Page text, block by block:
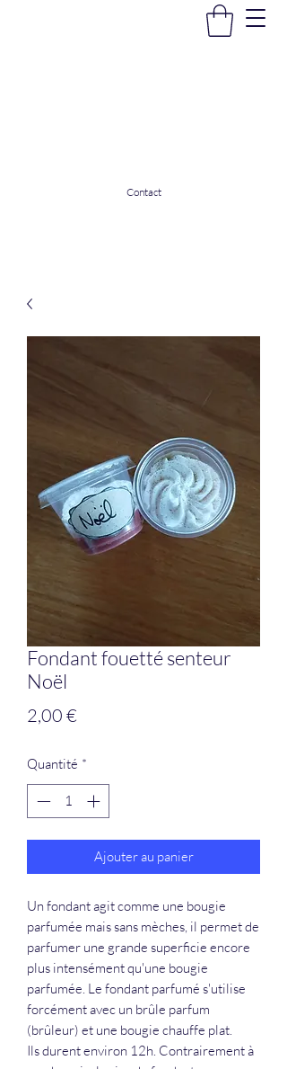
Contact
Fondant fouetté senteur
Noël
2,00 €
Quantité *
Ajouter au panier
Un fondant agit comme une bougie
parfumée mais sans mèches, il permet de
parfumer une grande superficie encore
plus intensément qu'une bougie
parfumée. Le fondant parfumé s'utilise
forcément avec un brûle parfum
(brûleur) et une bougie chauffe plat.
Ils durent environ 12h. Contrairement à